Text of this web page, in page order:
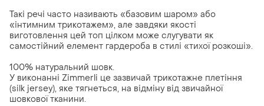
Такі речі часто називають «базовим шаром» або
«інтимним трикотажем», але завдяки якості
виготовлення цей топ цілком може слугувати як
самостійний елемент гардероба в стилі «тихої розкоші».
100% натуральний шовк.
У виконанні Zimmerli це зазвичай трикотажне плетіння
(silk jersey), яке тягнеться, на відміну від звичайної
шовкової тканини.